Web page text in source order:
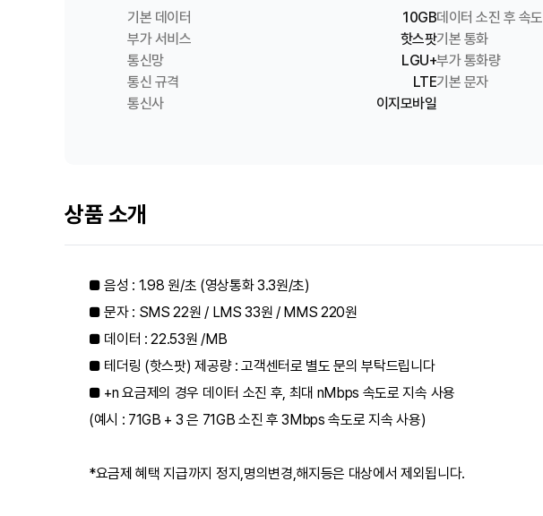
기본 데이터 10GB데이터 소진 후 속도
부가 서비스
핫스팟기본 통화
통신망
LGU+부가 통화량
통신 규격
LTE기본 문자
통신사
이지모바일
상품 소개
■ 음성 : 1.98 원/초 (영상통화 3.3원/초)
■ 문자 : SMS 22원 / LMS 33원 / MMS 220원
■ 데이터 : 22.53원 /MB
■ 테더링 (핫스팟) 제공량 : 고객센터로 별도 문의 부탁드립니다
■ +n 요금제의 경우 데이터 소진 후, 최대 nMbps 속도로 지속 사용
(예시 : 71GB + 3 은 71GB 소진 후 3Mbps 속도로 지속 사용)
*요금제 혜택 지급까지 정지,명의변경,해지등은 대상에서 제외됩니다.